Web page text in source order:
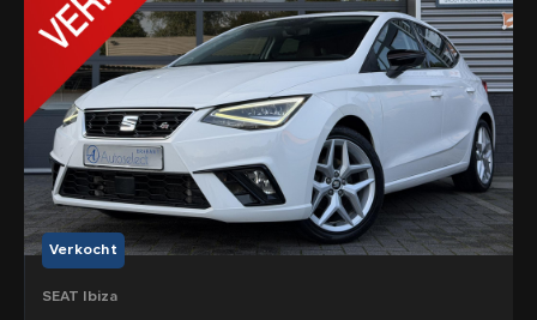
Verkocht
SEAT Ibiza